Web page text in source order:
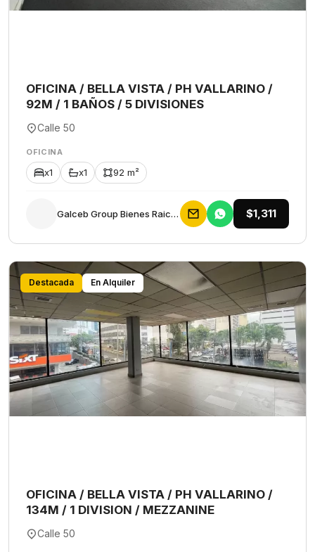
OFICINA / BELLA VISTA / PH VALLARINO /
92M / 1 BAÑOS / 5 DIVISIONES
Calle 50
OFICINA
x1 x1 92 m²
Galceb Group Bienes Raices $1,311
Destacada En Alquiler
OFICINA / BELLA VISTA / PH VALLARINO /
134M / 1 DIVISION / MEZZANINE
Calle 50